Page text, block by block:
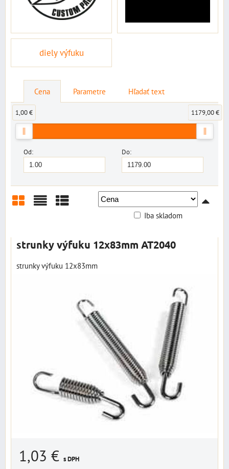
diely výfuku
Cena Parametre Hľadať text
Od: Do:
1,00 € 1179,00 €
Iba skladom
strunky výfuku 12x83mm AT2040
strunky výfuku 12x83mm
1,03 € s DPH